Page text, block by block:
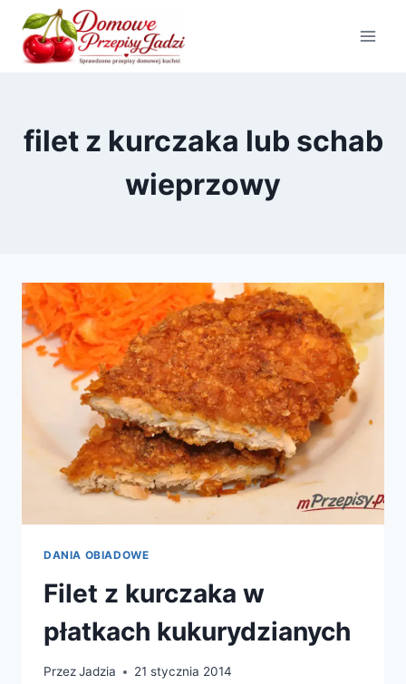
Przejdź
treści
filet z kurczaka lub schab
wieprzowy
DANIA OBIADOWE
Filet z kurczaka w
płatkach kukurydzianych
PrzezJadzia 21 stycznia 2014